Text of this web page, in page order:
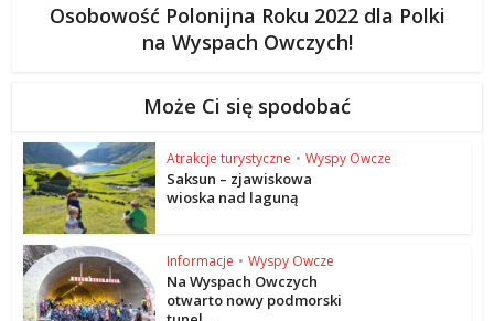
Osobowość Polonijna Roku 2022 dla Polki
na Wyspach Owczych!
Może Ci się spodobać
Atrakcje turystyczne • Wyspy Owcze
Saksun – zjawiskowa
wioska nad laguną
Informacje • Wyspy Owcze
Na Wyspach Owczych
otwarto nowy podmorski